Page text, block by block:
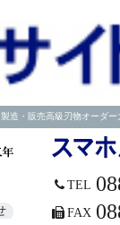
・販売高級刃物オーダ
TEL
FAX